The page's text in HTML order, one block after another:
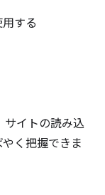
する
サイトの読み込
く把握できま